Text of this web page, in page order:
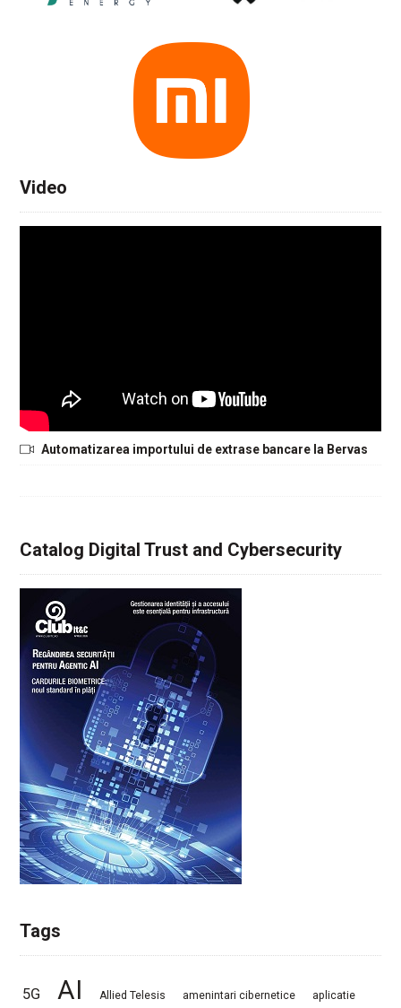
Video
Automatizarea importului de extrase bancare la Bervas
Catalog Digital Trust and Cybersecurity
Tags
5G AI Allied Telesis amenintari cibernetice aplicatie